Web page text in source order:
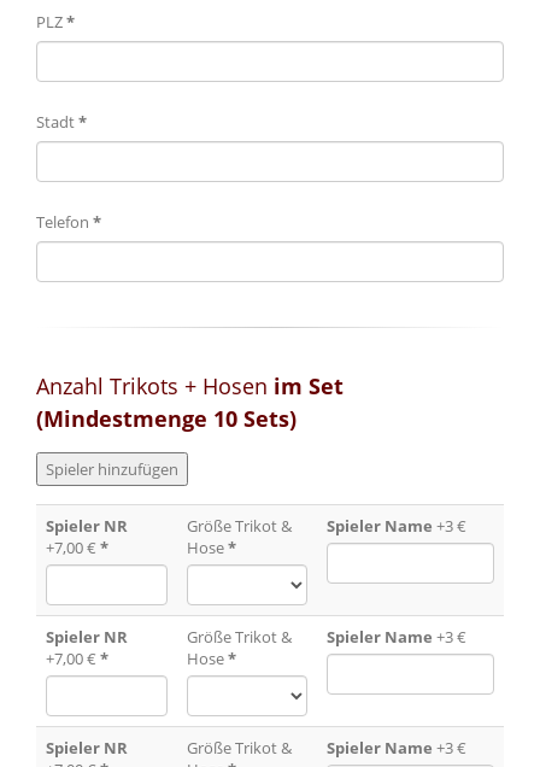
PLZ*
Stadt*
Telefon *
Anzahl Trikots + Hosen im Set
(Mindestmenge 10 Sets)
Spieler NR
+7,00 € *
Größe Trikot &
Hose*
Spieler Name +3 €
Spieler NR
+7,00 € *
Größe Trikot &
Hose*
Spieler Name +3 €
Spieler NR
Größe Trikot &
Spieler Name +3 €